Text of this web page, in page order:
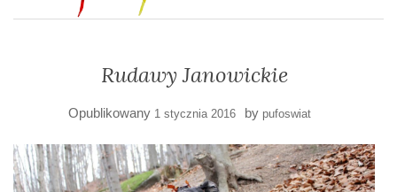
Rudawy Janowickie
Opublikowany 1 stycznia 2016 by pufoswiat